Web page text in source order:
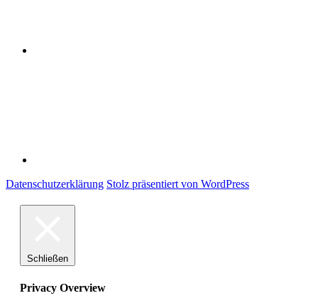
Datenschutzerklärung Stolz präsentiert von WordPress
Schließen
Privacy Overview